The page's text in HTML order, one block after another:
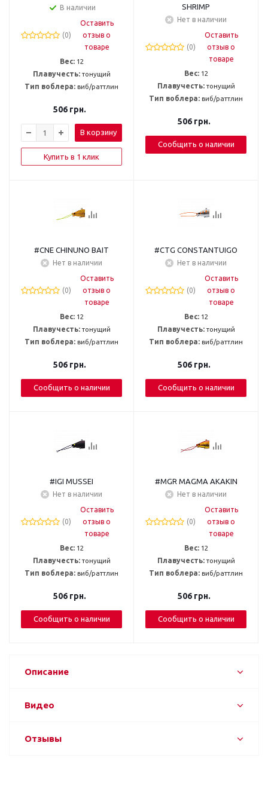
В наличии
(0)
Оставить
отзыв о
товаре
Вес: 12
Плавучесть: тонущий
Тип воблера: виб/раттлин
506грн.
В корзину
Купить в 1 клик
SHRIMP
Нет в наличии
(0)
Оставить
отзыв о
товаре
Вес: 12
Плавучесть: тонущий
Тип воблера: виб/раттлин
506грн.
Сообщить о наличии
#CNE CHINUNO BAIT
Нет в наличии
(0)
Оставить
отзыв о
товаре
Вес: 12
Плавучесть: тонущий
Тип воблера: виб/раттлин
506грн.
Сообщить о наличии
#CTG CONSTANTUIGO
Нет в наличии
(0)
Оставить
отзыв о
товаре
Вес: 12
Плавучесть: тонущий
Тип воблера: виб/раттлин
506грн.
Сообщить о наличии
#IGI MUSSEI
Нет в наличии
(0)
Оставить
отзыв о
товаре
Вес: 12
Плавучесть: тонущий
Тип воблера: виб/раттлин
506грн.
Сообщить о наличии
#MGR MAGMA AKAKIN
Нет в наличии
(0)
Оставить
отзыв о
товаре
Вес: 12
Плавучесть: тонущий
Тип воблера: виб/раттлин
506грн.
Сообщить о наличии
Описание
Видео
Отзывы